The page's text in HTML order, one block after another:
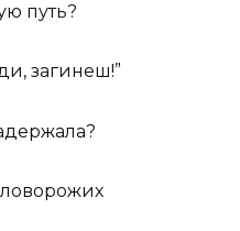
путь?
загинеш!”